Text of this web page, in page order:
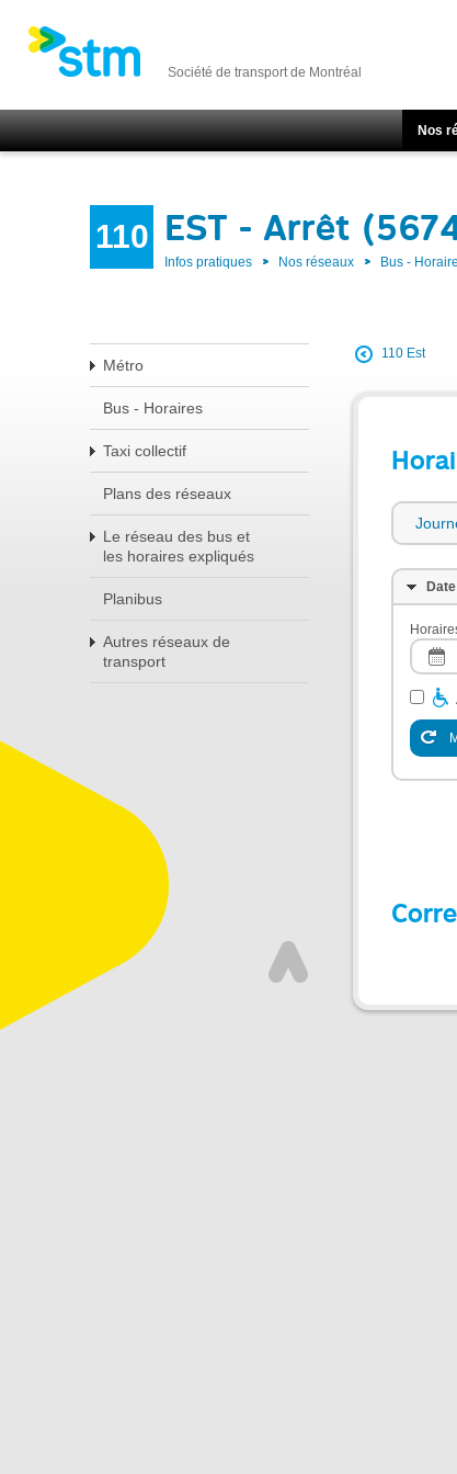
Société de transport de Montréal
Nos
110 EST - Arrêt
Infos pratiques Nos réseaux Bus -
Métro
Bus - Horaires
Taxi collectif
Plans des réseaux
Le réseau des bus et
les horaires expliqués
Planibus
Autres réseaux de
transport
110 Est